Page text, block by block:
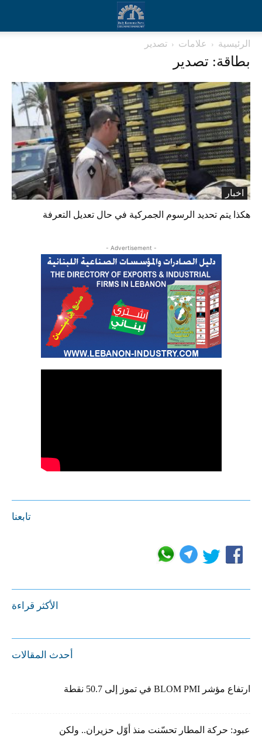
الرئيسية علامات تصدير
بطاقة: تصدير
اخبار
هكذا يتم تحديد الرسوم الجمركية في حال تعديل التعرفة
- Advertisement -
تابعنا
الأكثر قراءة
أحدث المقالات
ارتفاع مؤشر BLOM PMI في تموز إلى 50.7 نقطة
عبود: حركة المطار تحسّنت منذ أوّل حزيران.. ولكن